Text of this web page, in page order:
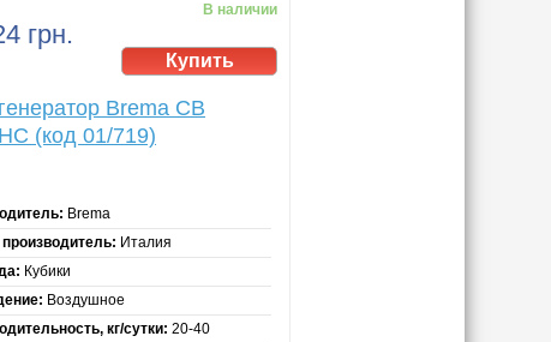
грн.
В наличии
Brema CB
(код 01/719)
Brema
Италия
Кубики
Воздушное
кг/сутки: 20-40